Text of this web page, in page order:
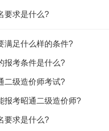
要求是什么?
满足什么样的条件?
报考条件是什么?
二级造价师考试?
报考昭通二级造价师?
要求是什么?